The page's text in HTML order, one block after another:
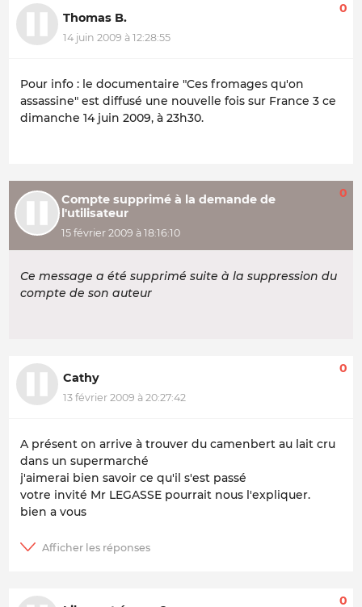
Thomas B.
14 juin 2009 à 12:28:55
0
Pour info : le documentaire "Ces fromages qu'on
assassine" est diffusé une nouvelle fois sur France 3 ce
dimanche 14 juin 2009, à 23h30.
Compte supprimé à la demande de
l'utilisateur
15 février 2009 à 18:16:10
0
Ce message a été supprimé suite à la suppression du
compte de son auteur
Cathy
13 février 2009 à 20:27:42
0
A présent on arrive à trouver du camenbert au lait cru
dans un supermarché
j'aimerai bien savoir ce qu'il s'est passé
votre invité Mr LEGASSE pourrait nous l'expliquer.
bien a vous
0